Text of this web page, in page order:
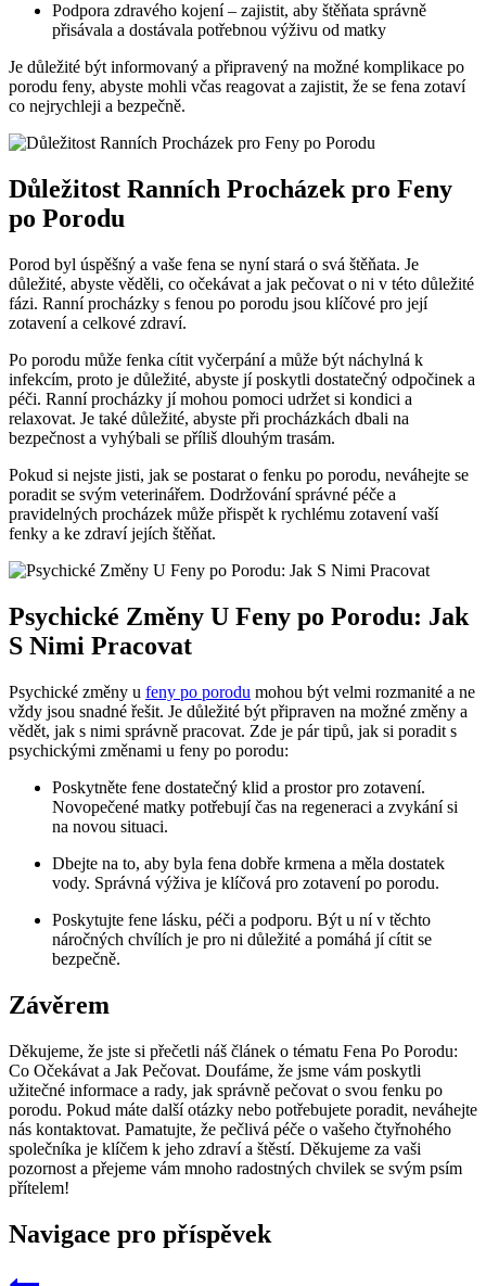
Podpora zdravého kojení – zajistit, ⁤aby štěňata správně
⁤přisávala a⁣ dostávala potřebnou výživu ⁣od matky
Je důležité být informovaný a připravený na možné komplikace‌ po
porodu feny, abyste mohli ​včas reagovat ‍a zajistit, že ‍se fena zotaví
⁣co⁤ nejrychleji ⁢a bezpečně.
Důležitost ​Ranních⁢ Procházek pro Feny
po Porodu
Porod byl úspěšný a vaše fena se ‍nyní stará o⁢ svá štěňata. Je
důležité, ⁤abyste věděli, co očekávat a jak pečovat o ni v⁣ této‍ důležité
‌fázi. Ranní ​procházky s fenou⁤ po porodu jsou klíčové ⁤pro její
zotavení a celkové zdraví.
Po porodu může ⁤fenka cítit vyčerpání⁣ a může být náchylná k⁢
infekcím, ⁣proto je důležité, abyste jí poskytli dostatečný odpočinek⁤ a
péči. ⁤Ranní procházky jí mohou pomoci udržet si‍ kondici a
⁢relaxovat. ⁤Je také důležité, abyste při procházkách dbali na
bezpečnost a vyhýbali se příliš dlouhým trasám.
Pokud si nejste⁢ jisti, ⁢jak se postarat o fenku ⁤po porodu, neváhejte se
poradit ​se svým veterinářem. Dodržování správné péče a
pravidelných procházek může přispět‌ k ⁣rychlému zotavení vaší
fenky a ke zdraví jejích ⁤štěňat.
Psychické ⁤Změny U ‌Feny po Porodu:⁣ Jak
S Nimi ⁣Pracovat
Psychické změny u ‌ feny po porodu mohou ​být velmi rozmanité ⁢a ‌ne
vždy jsou snadné řešit. Je důležité být připraven na ⁤možné změny a
vědět, jak s nimi správně ⁤pracovat. Zde je pár tipů, jak si poradit s
psychickými změnami‍ u⁤ feny po porodu:
Poskytněte fene​ dostatečný ⁤klid a prostor pro zotavení.
Novopečené matky potřebují čas na regeneraci a zvykání si
na novou situaci.
Dbejte na to,​ aby byla fena dobře‍ krmena a ⁤měla dostatek
vody.⁢ Správná výživa je klíčová pro zotavení po porodu.
Poskytujte fene lásku, péči a podporu. Být u ní ‌v těchto
náročných chvílích je pro ni důležité a⁢ pomáhá ​jí ​cítit se
bezpečně.
Závěrem
Děkujeme, že ⁣jste si přečetli náš článek o‌ tématu ⁢Fena Po Porodu:
Co Očekávat a Jak Pečovat. Doufáme, že jsme vám⁣ poskytli
užitečné informace a rady, jak správně pečovat o svou ⁣fenku po
porodu. Pokud máte další otázky nebo⁢ potřebujete ‌poradit, ‌neváhejte
nás⁣ kontaktovat.⁤ Pamatujte, že⁢ pečlivá ‍péče o vašeho čtyřnohého
společníka je klíčem k jeho‌ zdraví a štěstí. Děkujeme za vaši‌
pozornost⁣ a přejeme vám mnoho‌ radostných chvilek se ⁢svým psím
přítelem!
Navigace pro příspěvek